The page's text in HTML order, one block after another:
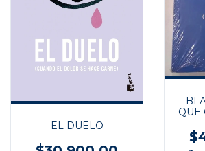
EL DUELO
QUE